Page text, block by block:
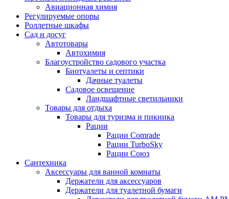
Авиационная химия
Регулируемые опоры
Роллетные шкафы
Сад и досуг
Автотовары
Автохимия
Благоустройство садового участка
Биотуалеты и септики
Дачные туалеты
Садовое освещение
Ландшафтные светильники
Товары для отдыха
Товары для туризма и пикника
Рации
Рации Comrade
Рации TurboSky
Рации Союз
Сантехника
Аксессуары для ванной комнаты
Держатели для аксессуаров
Держатели для туалетной бумаги